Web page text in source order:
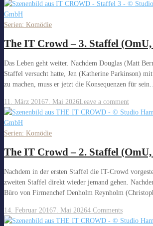
Serien: Komödie
The IT Crowd – 3. Staffel (OmU,
Das Leben geht weiter. Nachdem Douglas (Matt
Staffel versucht hatte, Jen (Katherine Parkinson)
zu machen, muss er jetzt die Konsequenzen für sein…
11. März 20167. Mai 2026Leave a comment
Serien: Komödie
The IT Crowd – 2. Staffel (OmU,
Nachdem in der ersten Staffel die IT-Crowd
zweiten Staffel direkt wieder jemand gehen.
Büro von Firmenchef Denholm Reynholm
14. Februar 20167. Mai 20264 Comments